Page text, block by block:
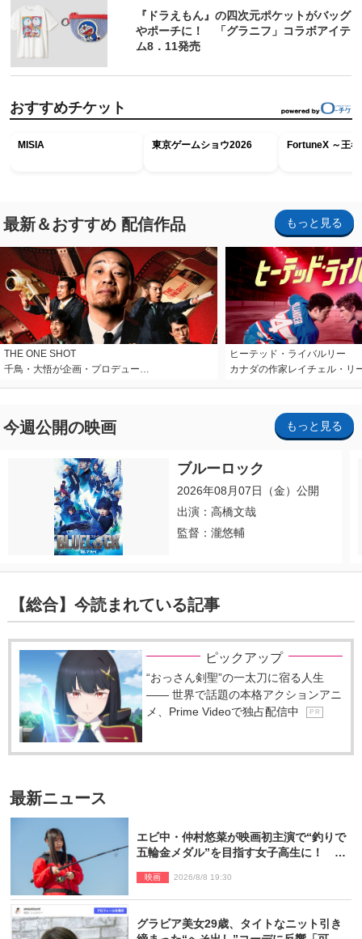
『ドラえもん』の四次元ポケットがバッグ
やポーチに！ 「グラニフ」コラボアイテ
ム8．11発売
おすすめチケット
MISIA 東京ゲームショウ2026 FortuneX ～王
最新＆おすすめ 配信作品 もっと見る
THE ONE SHOT
千鳥・大悟が企画・プロデュー…
ヒーテッド・ライバルリー
カナダの作家レイチェル・リ
今週公開の映画 もっと見る
ブルーロック
2026年08月07日（金）公開
出演：高橋文哉
監督：瀧悠輔
【総合】今読まれている記事
ピックアップ
“おっさん剣聖”の一太刀に宿る人生
―― 世界で話題の本格アクションアニ
メ、Prime Videoで独占配信中
P R
最新ニュース
エビ中・仲村悠菜が映画初主演で“釣りで
五輪金メダル”を目指す女子高生に！ 映
映画 2026/8/8 19:30
グラビア美女29歳、タイトなニット引き